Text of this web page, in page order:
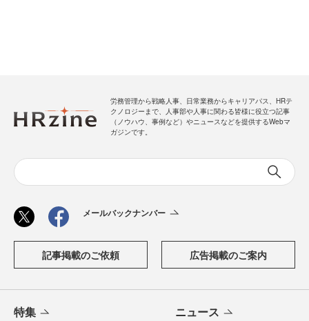
労務管理から戦略人事、日常業務からキャリアパス、HRテ
クノロジーまで、人事部や人事に関わる皆様に役立つ記事
（ノウハウ、事例など）やニュースなどを提供するWebマ
ガジンです。
メールバックナンバー
記事掲載のご依頼 広告掲載のご案内
特集 ニュース